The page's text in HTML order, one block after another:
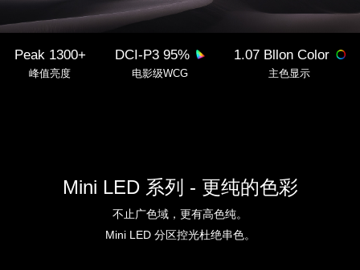
Mini LED 系列 - 更纯的色彩
不止广色域，更有高色纯。
Mini LED 分区控光杜绝串色。
Peak 1300+
峰值亮度
DCI-P3 95%
电影级WCG
1.07 Bllon Color
主色显示